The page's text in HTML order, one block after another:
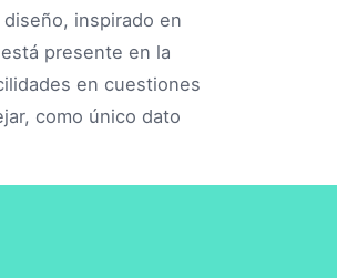
inspirado en
presente en la
en cuestiones
como único dato